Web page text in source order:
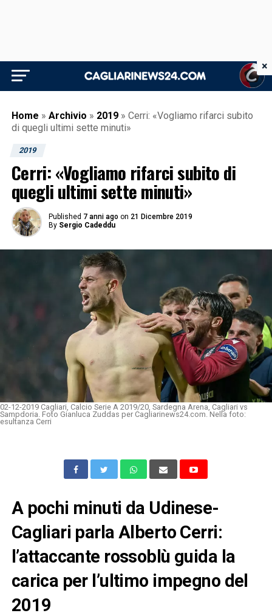
Home » Archivio » 2019 » Cerri: «Vogliamo rifarci subito
di quegli ultimi sette minuti»
2019
Cerri: «Vogliamo rifarci subito di
quegli ultimi sette minuti»
Published 7 anni ago on 21 Dicembre 2019
By Sergio Cadeddu
02-12-2019 Cagliari, Calcio Serie A 2019/20, Sardegna Arena, Cagliari vs
Sampdoria. Foto Gianluca Zuddas per Cagliarinews24.com. Nella foto:
esultanza Cerri
A pochi minuti da Udinese-
Cagliari parla Alberto Cerri:
l’attaccante rossoblù guida la
carica per l’ultimo impegno del
2019
×